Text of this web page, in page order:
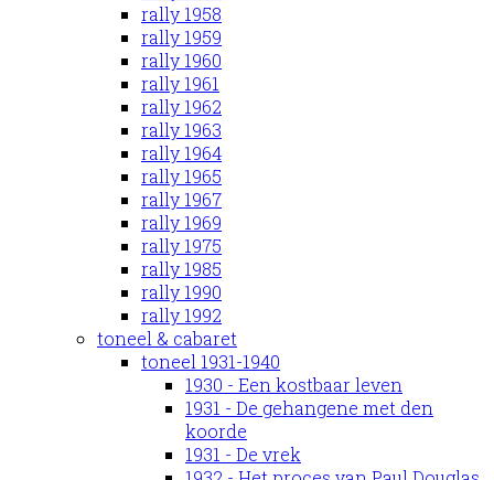
rally 1958
rally 1959
rally 1960
rally 1961
rally 1962
rally 1963
rally 1964
rally 1965
rally 1967
rally 1969
rally 1975
rally 1985
rally 1990
rally 1992
toneel & cabaret
toneel 1931-1940
1930 - Een kostbaar leven
1931 - De gehangene met den
koorde
1931 - De vrek